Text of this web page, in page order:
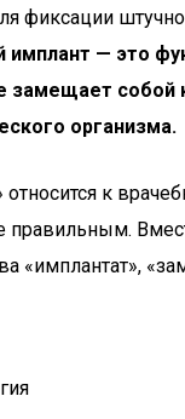
фиксации
имплант — это
замещает собой
организма.
к
правильным.
«имплантат»,